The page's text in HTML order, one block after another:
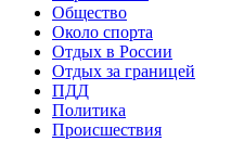
Общество
Около спорта
Отдых в России
Отдых за границей
ПДД
Политика
Происшествия